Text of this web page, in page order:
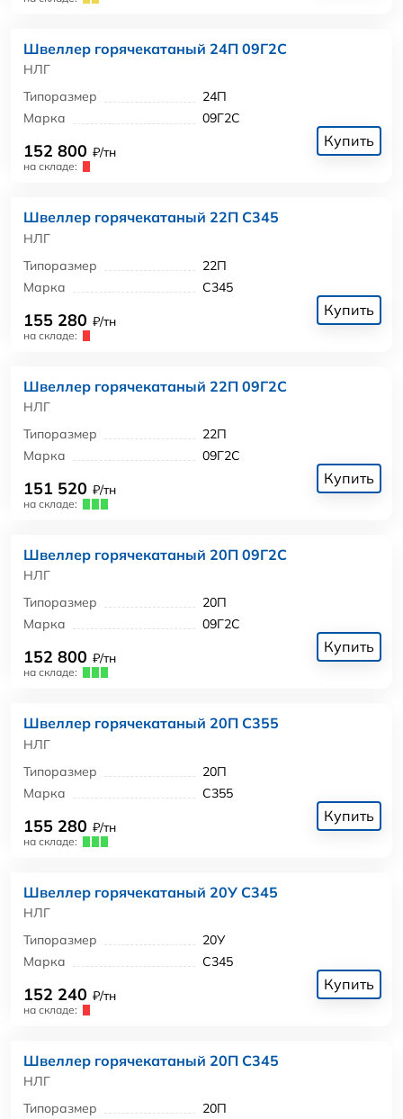
Швеллер горячекатаный 24П 09Г2С
НЛГ
Типоразмер
24П
Марка
09Г2С
152 800 ₽/тн
на складе:
Купить
Швеллер горячекатаный 22П С345
НЛГ
Типоразмер
22П
Марка
С345
155 280 ₽/тн
на складе:
Купить
Швеллер горячекатаный 22П 09Г2С
НЛГ
Типоразмер
22П
Марка
09Г2С
151 520 ₽/тн
на складе:
Купить
Швеллер горячекатаный 20П 09Г2С
НЛГ
Типоразмер
20П
Марка
09Г2С
152 800 ₽/тн
на складе:
Купить
Швеллер горячекатаный 20П С355
НЛГ
Типоразмер
20П
Марка
С355
155 280 ₽/тн
на складе:
Купить
Швеллер горячекатаный 20У С345
НЛГ
Типоразмер
20У
Марка
С345
152 240 ₽/тн
на складе:
Купить
Швеллер горячекатаный 20П С345
НЛГ
Типоразмер
20П